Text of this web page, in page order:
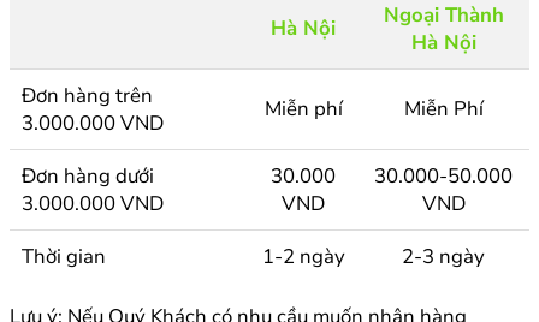
Hà Nội
Ngoại Thành
Hà Nội
Đơn hàng trên
3.000.000 VND
Miễn phí Miễn Phí
Đơn hàng dưới
3.000.000 VND
30.000
VND
30.000-50.000
VND
Thời gian
1-2 ngày 2-3 ngày